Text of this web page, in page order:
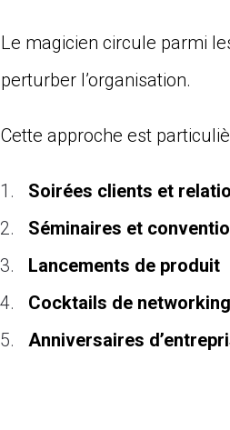
Le magicien circule parmi
perturber l’organisation.
Cette approche est
Soirées clients et
Séminaires et
Lancements de produit
Cocktails de networking
Anniversaires